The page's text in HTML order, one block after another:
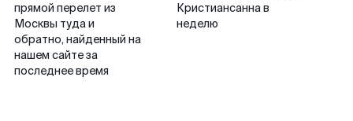
прямой перелет из
Москвы туда и
обратно, найденный на
нашем сайте за
последнее время
Кристиансанна в
неделю